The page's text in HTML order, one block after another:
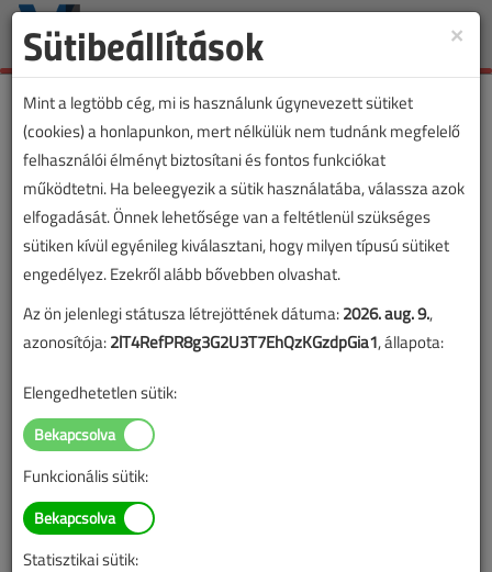
Toggle
VL cikkvásárlás
Az érintési és lépésfeszültség elleni
vedelemről című cikk vásárlása
A vásárlással korlátlan hozzáférést kap a cikkhez, ami a
sikeres online elektronikus fizetést követően azonnal
aktiválódik. A hozzáférése nem évül el.
A rendeléshez kérjük, lépjen be!
Illetve, ha még nem tette meg, kérjük, regisztráljon!
×
Sütibeállítások
Mint a legtöbb cég, mi is használunk úgynevezett sütiket
(cookies) a honlapunkon, mert nélkülük nem tudnánk megfelelő
felhasználói élményt biztosítani és fontos funkciókat
működtetni. Ha beleegyezik a sütik használatába, válassza azok
elfogadását. Önnek lehetősége van a feltétlenül szükséges
sütiken kívül egyénileg kiválasztani, hogy milyen típusú sütiket
engedélyez. Ezekről alább bővebben olvashat.
Az ön jelenlegi státusza létrejöttének dátuma:2026. aug. 9.,
azonosítója:2lT4RefPR8g3G2U3T7EhQzKGzdpGia1, állapota:
Elengedhetetlen sütik:
Funkcionális sütik:
Statisztikai sütik: